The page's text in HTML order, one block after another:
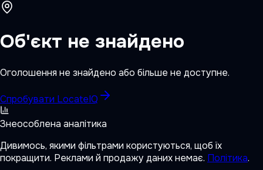
Об'єкт не знайдено
Оголошення не знайдено або більше не доступне.
Спробувати LocateIQ
Знеособлена аналітика
Дивимось, якими фільтрами користуються, щоб їх
покращити. Реклами й продажу даних немає. Політика.